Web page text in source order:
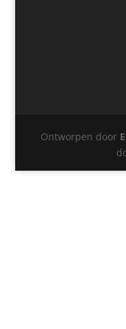
Ontworpen door